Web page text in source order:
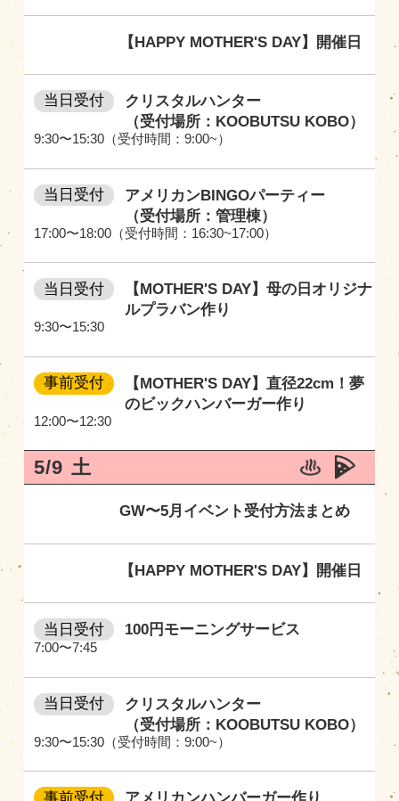
【HAPPY MOTHER'S DAY】開催日
9:30〜15:30（受付時間：9:00~）
当日受付
クリスタルハンター
（受付場所：KOOBUTSU KOBO）
17:00〜18:00（受付時間：16:30~17:00）
当日受付
アメリカンBINGOパーティー
（受付場所：管理棟）
9:30〜15:30
当日受付
【MOTHER'S DAY】母の日オリジナ
ルプラバン作り
12:00〜12:30
事前受付
【MOTHER'S DAY】直径22cm！夢
のビックハンバーガー作り
5/9 土
GW〜5月イベント受付方法まとめ
【HAPPY MOTHER'S DAY】開催日
7:00〜7:45
当日受付 100円モーニングサービス
9:30〜15:30（受付時間：9:00~）
当日受付
クリスタルハンター
（受付場所：KOOBUTSU KOBO）
事前受付